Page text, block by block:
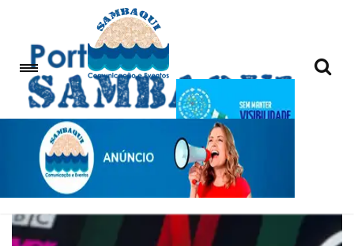
VIX TV